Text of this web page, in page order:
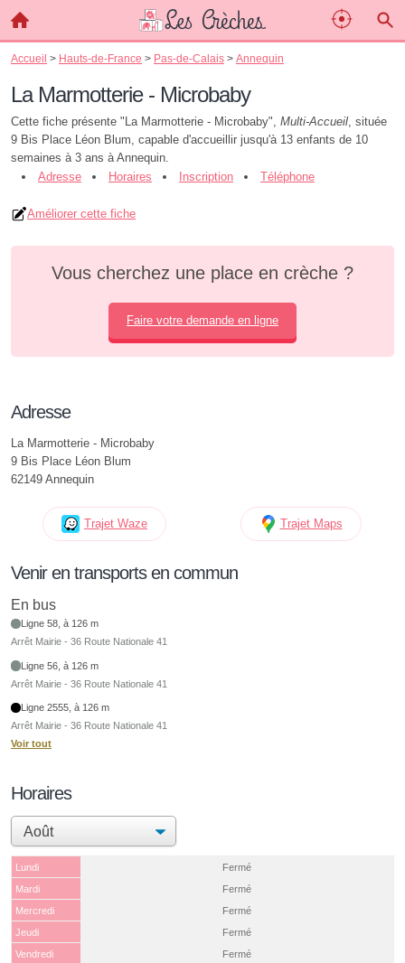
Accueil > Hauts-de-France > Pas-de-Calais > Annequin
La Marmotterie - Microbaby
Cette fiche présente "La Marmotterie - Microbaby", Multi-Accueil, située
9 Bis Place Léon Blum, capable d'accueillir jusqu'à 13 enfants de 10
semaines à 3 ans à Annequin.
Adresse
Horaires Inscription Téléphone
Améliorer cette fiche
Vous cherchez une place en crèche ?
Faire votre demande en ligne
Adresse
La Marmotterie - Microbaby
9 Bis Place Léon Blum
62149 Annequin
Trajet Waze Trajet Maps
Venir en transports en commun
En bus
Ligne 58, à 126 m
Arrêt Mairie - 36 Route Nationale 41
Ligne 56, à 126 m
Arrêt Mairie - 36 Route Nationale 41
Ligne 2555, à 126 m
Arrêt Mairie - 36 Route Nationale 41
Voir tout
Horaires
Lundi
Fermé
Mardi
Fermé
Mercredi
Fermé
Jeudi
Fermé
Vendredi
Fermé